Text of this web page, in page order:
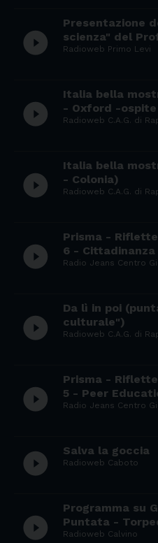
play_circle_filled
Presentazione
scienza" del
Radioweb Primo Levi
play_circle_filled
Italia bella
- Oxford -ospite
Radioweb C.A.G. di
play_circle_filled
Italia bella
- Colonia)
Radioweb C.A.G. di
play_circle_filled
Prisma -
6 - Cittadinanza
Radio Jeans Centro
play_circle_filled
Da lì in poi
culturale")
Radioweb C.A.G. di
play_circle_filled
Prisma -
5 - Peer
Radio Jeans Centro
play_circle_filled Salva la goccia
Radioweb Caboto
play_circle_filled
Programma su
Puntata -
Radioweb Calvino